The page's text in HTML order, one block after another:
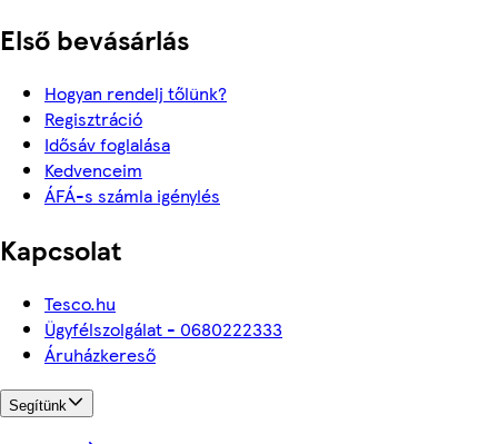
Első bevásárlás
Hogyan rendelj tőlünk?
Regisztráció
Idősáv foglalása
Kedvenceim
ÁFÁ-s számla igénylés
Kapcsolat
Tesco.hu
Ügyfélszolgálat - 0680222333
Áruházkereső
Segítünk